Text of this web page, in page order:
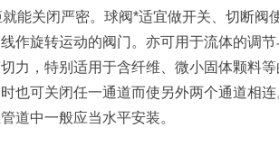
能关闭严密。球阀*适宜做开关、切断阀
作旋转运动的阀门。亦可用于流体的调
力，特别适用于含纤维、微小固体颗料
也可关闭任一通道而使另外两个通道相连
道中一般应当水平安装。